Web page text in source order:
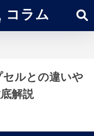
コラム
ルとの違いや
解説